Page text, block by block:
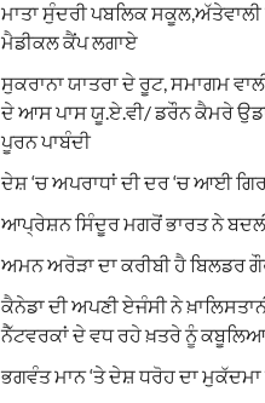
ਮਾਤਾ ਸੁੰਦਰੀ ਪਬਲਿਕ
ਮੈਡੀਕਲ ਕੈਂਪ ਲਗਾਏ
ਸੁਕਰਾਨਾ ਯਾਤਰਾ ਦੇ ਰੂਟ, ਸਮਾਗਮ
ਦੇ ਆਸ ਪਾਸ ਯੂ.ਏ.ਵੀ/ ਡਰੌਨ ਕੈਮਰੇ
ਪੂਰਨ ਪਾਬੰਦੀ
ਦੇਸ਼ ‘ਚ ਅਪਰਾਧਾਂ ਦੀ ਦਰ ‘ਚ ਆਈ
ਆਪ੍ਰੇਸ਼ਨ ਸਿੰਦੂਰ ਮਗਰੋਂ ਭਾਰਤ ਨੇ
ਅਮਨ ਅਰੋੜਾ ਦਾ ਕਰੀਬੀ ਹੈ ਬਿਲਡਰ
ਕੈਨੇਡਾ ਦੀ ਅਪਣੀ ਏਜੰਸੀ ਨੇ
ਨੈੱਟਵਰਕਾਂ ਦੇ ਵਧ ਰਹੇ ਖ਼ਤਰੇ ਨੂੰ
ਭਗਵੰਤ ਮਾਨ ‘ਤੇ ਦੇਸ਼ ਧਰੋਹ ਦਾ